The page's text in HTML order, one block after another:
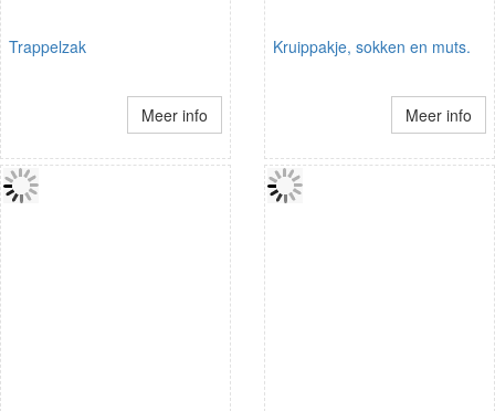
Trappelzak
Meer info
Kruippakje, sokken en muts.
Meer info